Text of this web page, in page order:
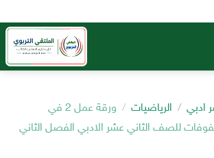
ادبي الرياضيات
ورقة عمل 2 في
للصف الثاني عشر الادبي الفصل الثاني